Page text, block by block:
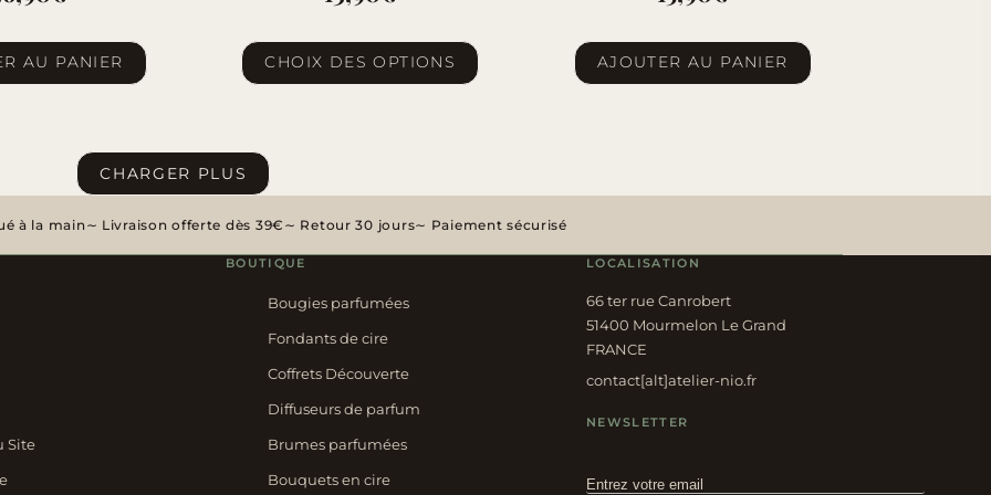
AU PANIER CHOIX DES OPTIONS
Ce
produit
Les
options
peuvent
choisies
sur
la
produit
AJOUTER AU PANIER
CHARGER PLUS
à la main Livraison offerte dès 39€ Retour 30 jours Paiement sécurisé
Site
BOUTIQUE
Bougies parfumées
Fondants de cire
Coffrets Découverte
Diffuseurs de parfum
Brumes parfumées
Bouquets en cire
LOCALISATION
66 ter rue Canrobert
51400 Mourmelon Le Grand
FRANCE
contact[alt]atelier-nio.fr
NEWSLETTER